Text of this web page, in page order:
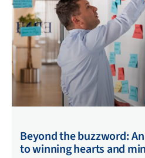
in das Arbeitsfeld, durch
RE-Erfahrungen basieren.
Beyond the buzzword:
to winning hearts and